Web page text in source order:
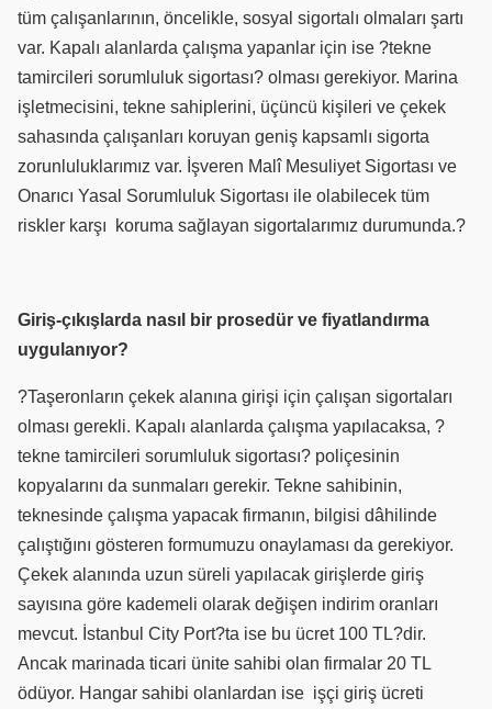
tüm çalışanlarının, öncelikle, sosyal sigortalı olmaları şartı
var. Kapalı alanlarda çalışma yapanlar için ise ?tekne
tamircileri sorumluluk sigortası? olması gerekiyor. Marina
işletmecisini, tekne sahiplerini, üçüncü kişileri ve çekek
sahasında çalışanları koruyan geniş kapsamlı sigorta
zorunluluklarımız var. İşveren Malî Mesuliyet Sigortası ve
Onarıcı Yasal Sorumluluk Sigortası ile olabilecek tüm
riskler karşı
koruma sağlayan sigortalarımız durumunda.?
Giriş-çıkışlarda nasıl bir prosedür ve fiyatlandırma
uygulanıyor?
?Taşeronların çekek alanına girişi için çalışan sigortaları
olması gerekli. Kapalı alanlarda çalışma yapılacaksa, ?
tekne tamircileri sorumluluk sigortası? poliçesinin
kopyalarını da sunmaları gerekir. Tekne sahibinin,
teknesinde çalışma yapacak firmanın, bilgisi dâhilinde
çalıştığını gösteren formumuzu onaylaması da gerekiyor.
Çekek alanında uzun süreli yapılacak girişlerde giriş
sayısına göre kademeli olarak değişen indirim oranları
mevcut. İstanbul City Port?ta ise bu ücret 100 TL?dir.
Ancak marinada ticari ünite sahibi olan firmalar 20 TL
ödüyor. Hangar sahibi olanlardan ise işçi giriş ücreti